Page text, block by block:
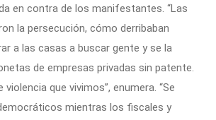
en contra de los manifestantes. “Las
la persecución, cómo derribaban
a las casas a buscar gente y se la
de empresas privadas sin patente.
violencia que vivimos”, enumera. “Se
mientras los fiscales y